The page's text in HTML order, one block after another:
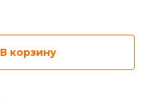
В корзину